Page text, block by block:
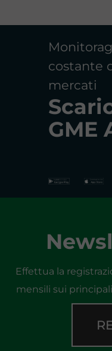
costante
mercati
GME
Effettua la
mensili sui